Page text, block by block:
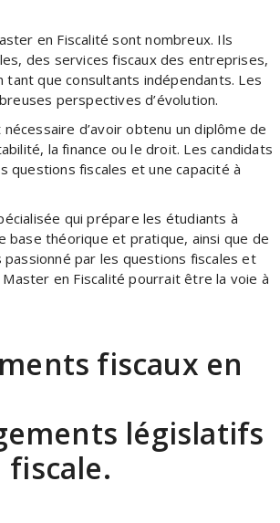
en Fiscalité sont nombreux. Ils
des services fiscaux des entreprises,
que consultants indépendants. Les
perspectives d’évolution.
d’avoir obtenu un diplôme de
la finance ou le droit. Les candidats
fiscales et une capacité à
qui prépare les étudiants à
théorique et pratique, ainsi que de
par les questions fiscales et
en Fiscalité pourrait être la voie à
fiscaux en
législatifs